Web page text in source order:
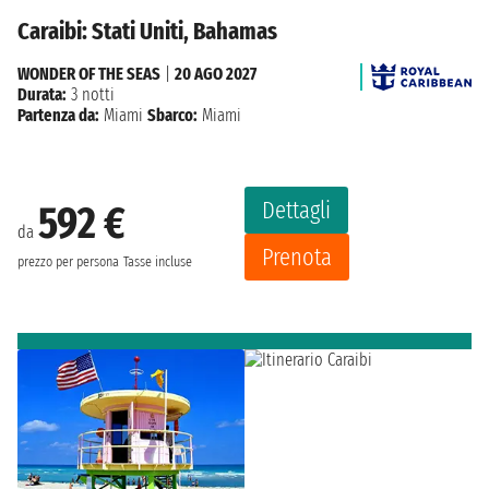
Caraibi: Stati Uniti, Bahamas
da 592 €
prezzo per persona Tasse incluse
Dettagli
Prenota
WONDER OF THE SEAS
20 AGO 2027
Durata: 3 notti
Partenza da: Miami Sbarco: Miami